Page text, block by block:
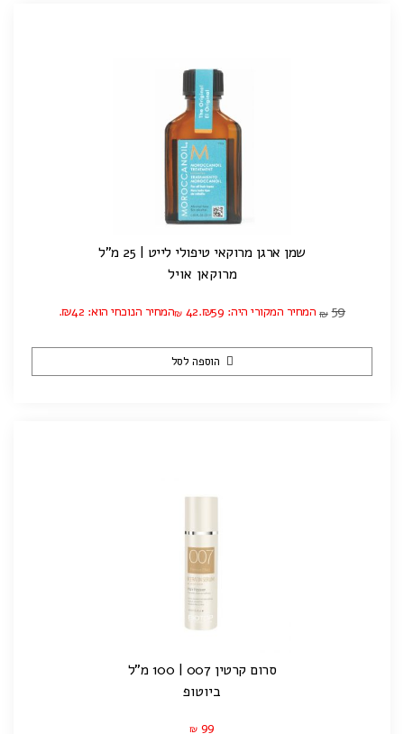
שמן ארגן מרוקאי טיפולי לייט | 25 מ"ל
מרוקאן אויל
₪ 59 המחיר המקורי היה: ₪59. ₪ 42 המחיר הנוכחי הוא: ₪42.
הוספה לסל
סרום קרטין 007 | 100 מ"ל
ביוטופ
₪ 99